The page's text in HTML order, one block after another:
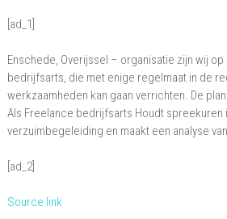
[ad_1]
Enschede, Overijssel – organisatie zijn wij op
bedrijfsarts, die met enige regelmaat in de
werkzaamheden kan gaan verrichten. De
Als Freelance bedrijfsarts Houdt spreekuren
verzuimbegeleiding en maakt een analyse
[ad_2]
Source link